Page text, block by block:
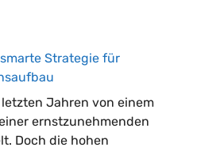
Strategie für
Jahren von einem
ernstzunehmenden
Doch die hohen